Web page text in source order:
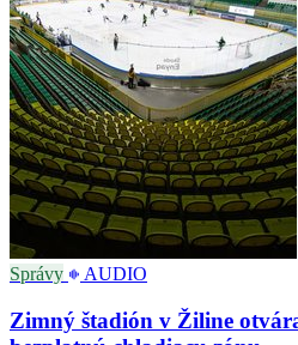
Správy AUDIO
Zimný štadión v Žiline